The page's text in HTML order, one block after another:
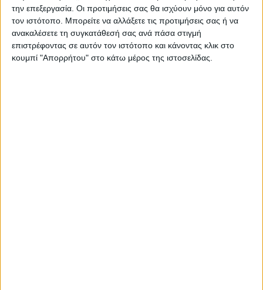
την επεξεργασία. Οι προτιμήσεις σας θα ισχύουν μόνο για αυτόν
τον ιστότοπο. Μπορείτε να αλλάξετε τις προτιμήσεις σας ή να
ανακαλέσετε τη συγκατάθεσή σας ανά πάσα στιγμή
επιστρέφοντας σε αυτόν τον ιστότοπο και κάνοντας κλικ στο
κουμπί "Απορρήτου" στο κάτω μέρος της ιστοσελίδας.
στη συνέχεια.